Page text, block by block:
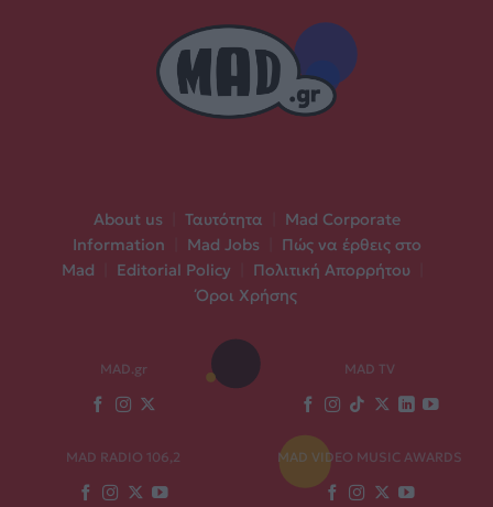
About us Ταυτότητα
Mad Corporate
Information
Mad Jobs
Πώς να έρθεις στο
Mad
Editorial Policy Πολιτική Απορρήτου
Όροι Χρήσης
MAD.gr MAD TV
MAD RADIO 106,2 MAD VIDEO MUSIC AWARDS